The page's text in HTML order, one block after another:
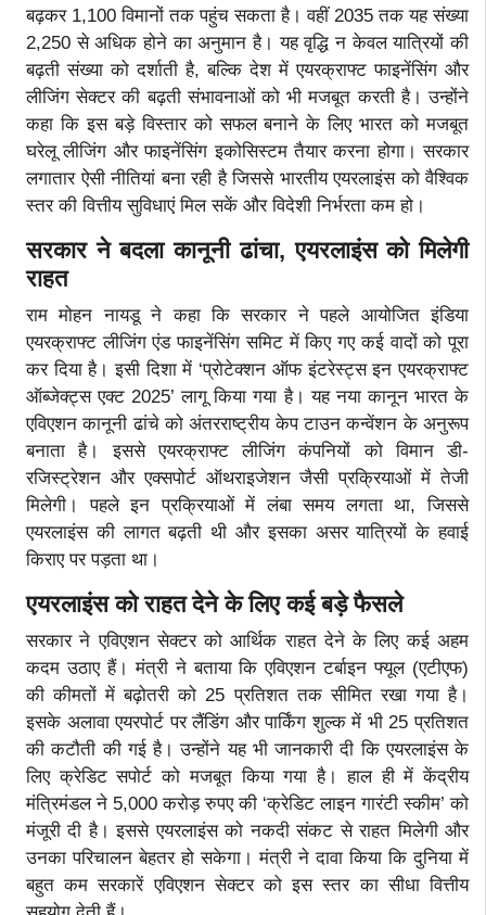
बढ़कर 1,100 विमानों तक पहुंच सकता है। वहीं 2035 तक यह संख्या
2,250 से अधिक होने का अनुमान है। यह वृद्धि न केवल यात्रियों की
बढ़ती संख्या को दर्शाती है, बल्कि देश में एयरक्राफ्ट फाइनेंसिंग और
लीजिंग सेक्टर की बढ़ती संभावनाओं को भी मजबूत करती है। उन्होंने
कहा कि इस बड़े विस्तार को सफल बनाने के लिए भारत को मजबूत
घरेलू लीजिंग और फाइनेंसिंग इकोसिस्टम तैयार करना होगा। सरकार
लगातार ऐसी नीतियां बना रही है जिससे भारतीय एयरलाइंस को वैश्विक
स्तर की वित्तीय सुविधाएं मिल सकें और विदेशी निर्भरता कम हो।
सरकार ने बदला कानूनी ढांचा, एयरलाइंस को मिलेगी
राहत
राम मोहन नायडू ने कहा कि सरकार ने पहले आयोजित इंडिया
एयरक्राफ्ट लीजिंग एंड फाइनेंसिंग समिट में किए गए कई वादों को पूरा
कर दिया है। इसी दिशा में ‘प्रोटेक्शन ऑफ इंटरेस्ट्स इन एयरक्राफ्ट
ऑब्जेक्ट्स एक्ट 2025’ लागू किया गया है। यह नया कानून भारत के
एविएशन कानूनी ढांचे को अंतरराष्ट्रीय केप टाउन कन्वेंशन के अनुरूप
बनाता है। इससे एयरक्राफ्ट लीजिंग कंपनियों को विमान डी-
रजिस्ट्रेशन और एक्सपोर्ट ऑथराइजेशन जैसी प्रक्रियाओं में तेजी
मिलेगी। पहले इन प्रक्रियाओं में लंबा समय लगता था, जिससे
एयरलाइंस की लागत बढ़ती थी और इसका असर यात्रियों के हवाई
किराए पर पड़ता था।
एयरलाइंस को राहत देने के लिए कई बड़े फैसले
सरकार ने एविएशन सेक्टर को आर्थिक राहत देने के लिए कई अहम
कदम उठाए हैं। मंत्री ने बताया कि एविएशन टर्बाइन फ्यूल (एटीएफ)
की कीमतों में बढ़ोतरी को 25 प्रतिशत तक सीमित रखा गया है।
इसके अलावा एयरपोर्ट पर लैंडिंग और पार्किंग शुल्क में भी 25 प्रतिशत
की कटौती की गई है। उन्होंने यह भी जानकारी दी कि एयरलाइंस के
लिए क्रेडिट सपोर्ट को मजबूत किया गया है। हाल ही में केंद्रीय
मंत्रिमंडल ने 5,000 करोड़ रुपए की ‘क्रेडिट लाइन गारंटी स्कीम’ को
मंजूरी दी है। इससे एयरलाइंस को नकदी संकट से राहत मिलेगी और
उनका परिचालन बेहतर हो सकेगा। मंत्री ने दावा किया कि दुनिया में
बहुत कम सरकारें एविएशन सेक्टर को इस स्तर का सीधा वित्तीय